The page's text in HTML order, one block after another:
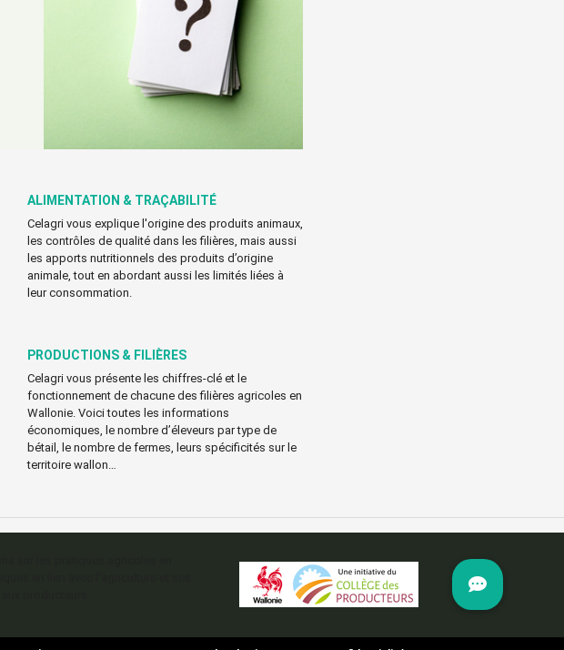
ALIMENTATION & TRAÇABILITÉ
Celagri vous explique l'origine des produits animaux,
les contrôles de qualité dans les filières, mais aussi
les apports nutritionnels des produits d’origine
animale, tout en abordant aussi les limités liées à
leur consommation.
PRODUCTIONS & FILIÈRES
Celagri vous présente les chiffres-clé et le
fonctionnement de chacune des filières agricoles en
Wallonie. Voici toutes les informations
économiques, le nombre d’éleveurs par type de
bétail, le nombre de fermes, leurs spécificités sur le
territoire wallon…